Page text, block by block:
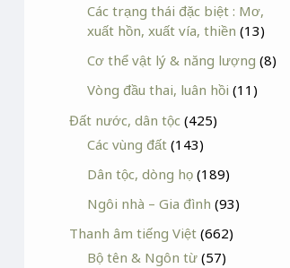
Các trạng thái đặc biệt : Mơ,
xuất hồn, xuất vía, thiền (13)
Cơ thể vật lý & năng lượng (8)
Vòng đầu thai, luân hồi (11)
Đất nước, dân tộc (425)
Các vùng đất (143)
Dân tộc, dòng họ (189)
Ngôi nhà – Gia đình (93)
Thanh âm tiếng Việt (662)
Bộ tên & Ngôn từ (57)